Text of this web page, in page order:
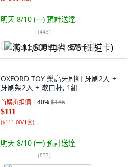
明天 8/10 (一) 預計送達
(445)
满 $1,500 再省 $75 (王道卡)
OXFORD TOY 樂高牙刷組 牙刷2入 +
牙刷架2入 + 漱口杯, 1組
首購折扣價 40%$186
$111
($111.00/1套)
明天 8/10 (一) 預計送達
(857)